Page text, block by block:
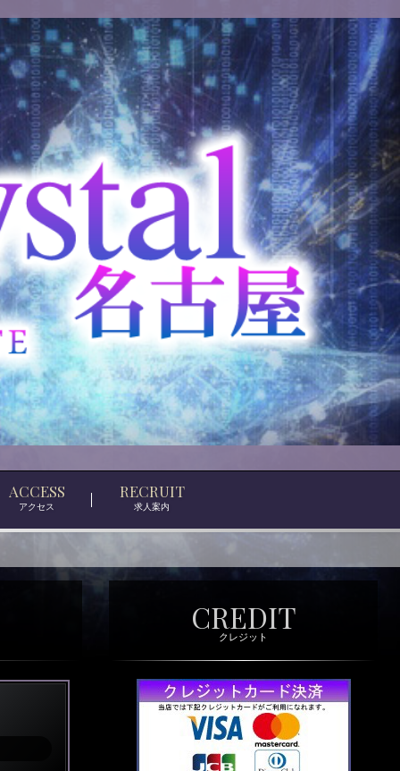
ACCESS
アクセス
RECRUIT
求人案内
CREDIT
クレジット